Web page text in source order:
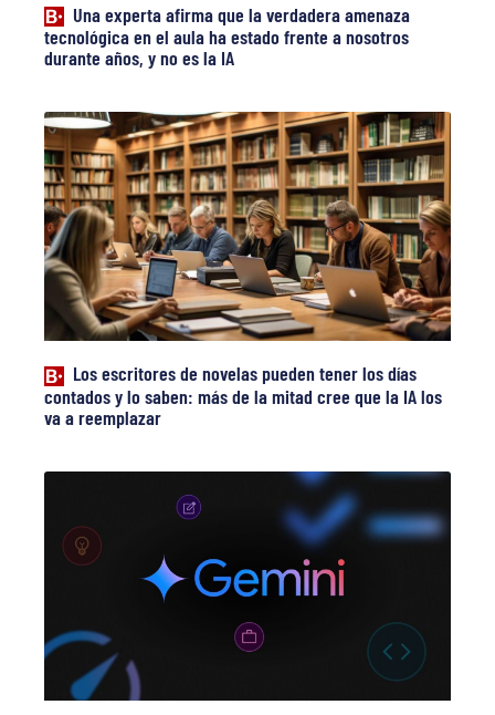
Una experta afirma que la verdadera amenaza
tecnológica en el aula ha estado frente a nosotros
durante años, y no es la IA
Los escritores de novelas pueden tener los días
contados y lo saben: más de la mitad cree que la IA los
va a reemplazar